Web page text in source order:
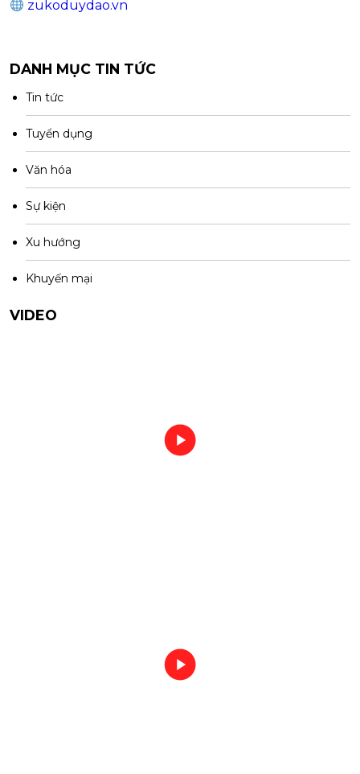
zukoduydao.vn
DANH MỤC TIN TỨC
Tin tức
Tuyển dụng
Văn hóa
Sự kiện
Xu hướng
Khuyến mại
VIDEO